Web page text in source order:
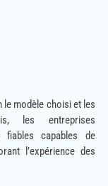
modèle choisi et les
les entreprises
fiables capables de
l’expérience des